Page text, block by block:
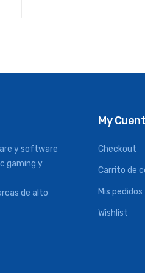
y software
gaming y
de alto
My
Checkout
Carrito de
Mis pedidos
Wishlist